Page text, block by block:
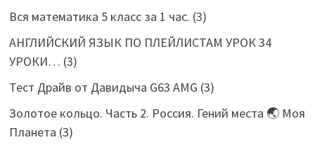
Вся математика 5 класс за 1 час. (3)
АНГЛИЙСКИЙ ЯЗЫК ПО ПЛЕЙЛИСТАМ УРОК 34
УРОКИ… (3)
Тест Драйв от Давидыча G63 AMG (3)
Золотое кольцо. Часть 2. Россия. Гений места 🌏 Моя
Планета (3)